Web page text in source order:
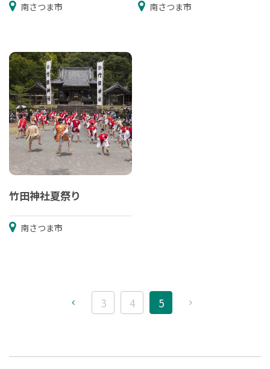
南さつま市 南さつま市
竹田神社夏祭り
南さつま市
3 4 5